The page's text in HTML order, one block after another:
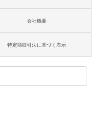
会社概要
特定商取引法に基づく表示